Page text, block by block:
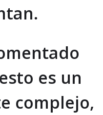
es un
complejo,